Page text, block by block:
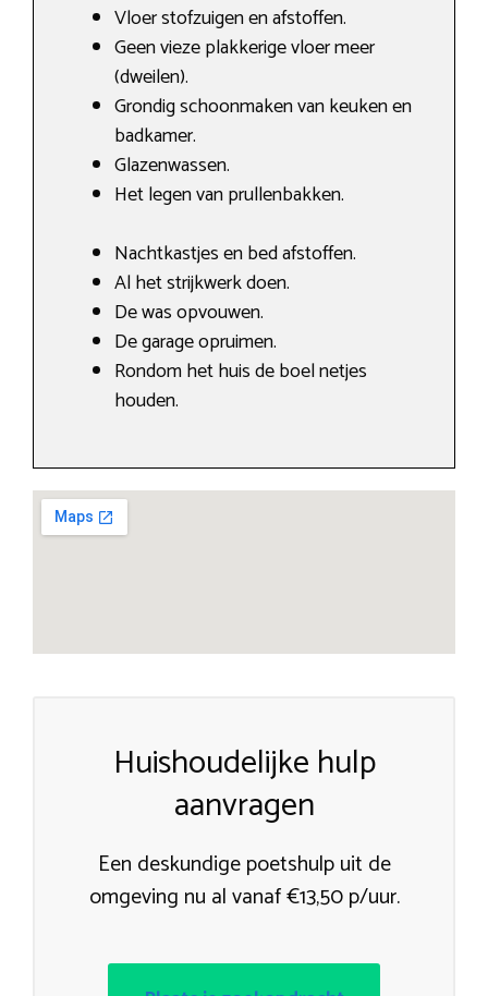
Vloer stofzuigen en afstoffen.
Geen vieze plakkerige vloer meer
(dweilen).
Grondig schoonmaken van keuken en
badkamer.
Glazenwassen.
Het legen van prullenbakken.
Nachtkastjes en bed afstoffen.
Al het strijkwerk doen.
De was opvouwen.
De garage opruimen.
Rondom het huis de boel netjes
houden.
Huishoudelijke hulp
aanvragen
Een deskundige poetshulp uit de
omgeving nu al vanaf €13,50 p/uur.